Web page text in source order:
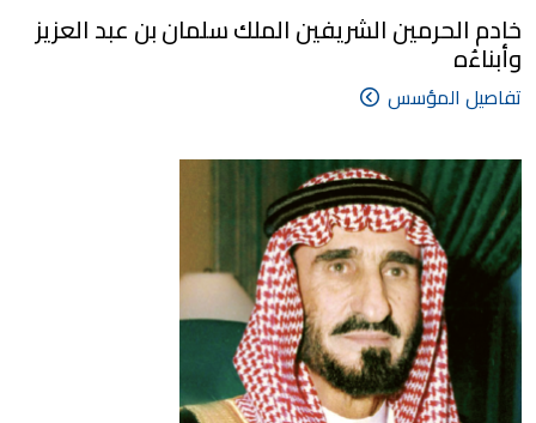
خادم الحرمين الشريفين الملك سلمان بن عبد العزيز
وأبناءُه
تفاصيل المؤسس